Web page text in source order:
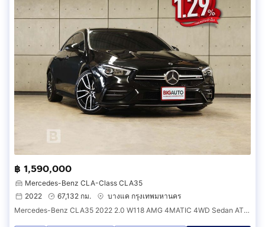
฿ 1,590,000
Mercedes-Benz CLA-Class CLA35
2022
67,132 กม.
บางแค กรุงเทพมหานคร
Mercedes-Benz CLA35 2022 2.0 W118 AMG 4MATIC 4WD Sedan AT (ปี 20-26) B2626